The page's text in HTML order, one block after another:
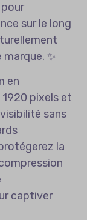
sur le long
✨
en
pixels et
sans
la
captiver